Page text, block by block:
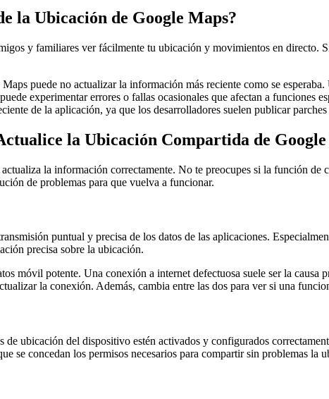
la Ubicación de Google Maps?
y familiares ver fácilmente tu ubicación y movimientos en directo.
puede no actualizar la información más reciente como se
experimentar errores o fallas ocasionales que afectan a funciones
de la aplicación, ya que los desarrolladores suelen publicar
la Ubicación Compartida de
la información correctamente. No te preocupes si la función
de problemas para que vuelva a funcionar.
puntual y precisa de los datos de las aplicaciones.
precisa sobre la ubicación.
móvil potente. Una conexión a internet defectuosa suele ser la
la conexión. Además, cambia entre las dos para ver si una
ubicación del dispositivo estén activados y configurados
se concedan los permisos necesarios para compartir sin problemas la